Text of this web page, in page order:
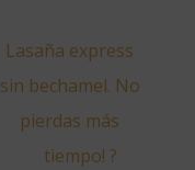
Lasaña express
sin bechamel. No
pierdas más
tiempo! ?‍